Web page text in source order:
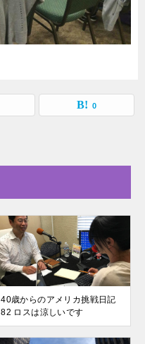
0
40歳からのアメリカ挑戦日記
82 ロスは涼しいです